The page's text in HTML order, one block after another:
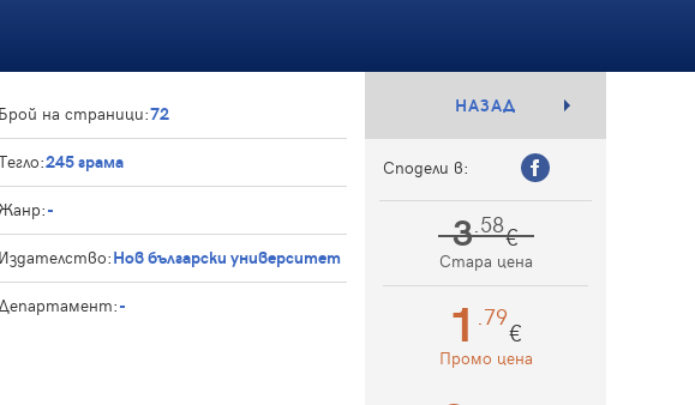
Брой на страници:72
245 грама
-
Издателство:Нов български университет
-
НАЗАД
Сподели в:
3.58€
Стара цена
1 .79€
Промо цена